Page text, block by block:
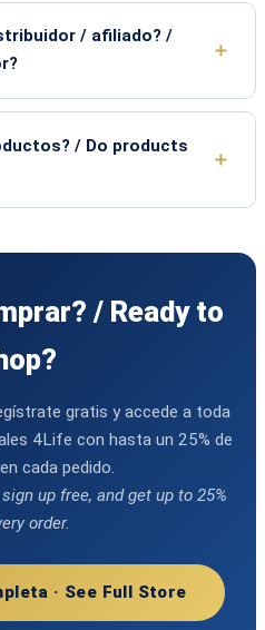
/ afiliado? /
/ Do products
/ Ready to
gratis y accede a toda
4Life con hasta un 25% de
cada pedido.
up free, and get up to 25%
order.
· See Full Store